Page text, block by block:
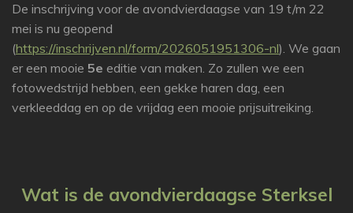
De inschrijving voor de avondvierdaagse van 19 t/m 22
mei is nu geopend
(https://inschrijven.nl/form/2026051951306-nl). We gaan
er een mooie 5e editie van maken. Zo zullen we een
fotowedstrijd hebben, een gekke haren dag, een
verkleeddag en op de vrijdag een mooie prijsuitreiking.
Wat is de avondvierdaagse Sterksel